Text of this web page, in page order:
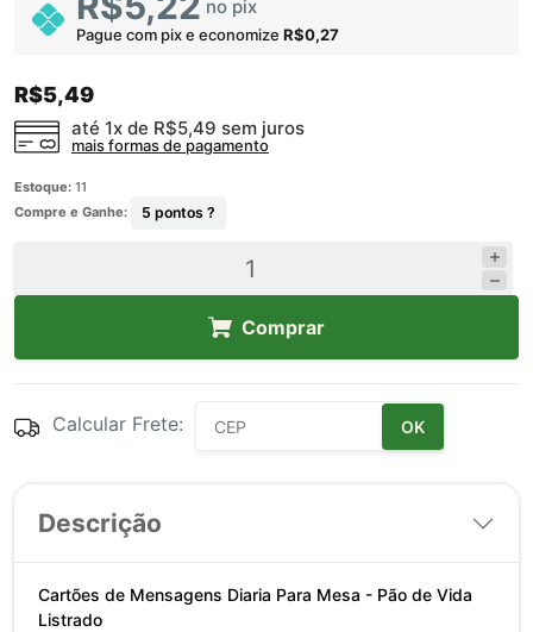
no pix
Pague com pix e economize R$0,27
R$5,49
até 1x de R$5,49 sem juros
mais formas de pagamento
Estoque: 11
Compre e Ganhe:
5 pontos ?
Comprar
Calcular Frete: OK
Descrição
Cartões de Mensagens Diaria Para Mesa - Pão de Vida
Listrado